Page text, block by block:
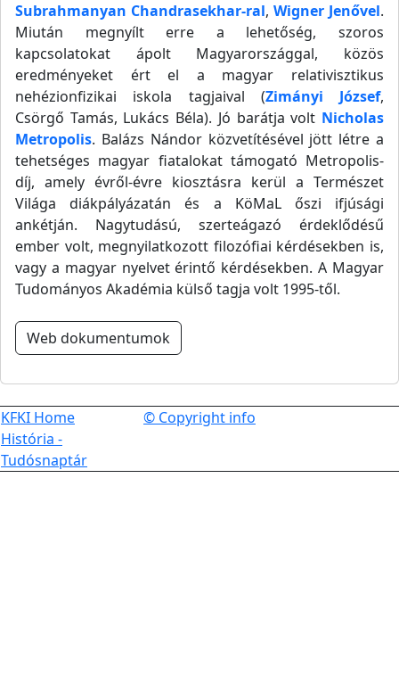
Subrahmanyan Chandrasekhar-ral, Wigner Jenővel.
Miután megnyílt erre a lehetőség, szoros
kapcsolatokat ápolt Magyarországgal, közös
eredményeket ért el a magyar relativisztikus
nehézionfizikai iskola tagjaival (Zimányi József,
Csörgő Tamás, Lukács Béla). Jó barátja volt Nicholas
Metropolis. Balázs Nándor közvetítésével jött létre a
tehetséges magyar fiatalokat támogató Metropolis-
díj, amely évről-évre kiosztásra kerül a Természet
Világa diákpályázatán és a KöMaL őszi ifjúsági
ankétján. Nagytudású, szerteágazó érdeklődésű
ember volt, megnyilatkozott filozófiai kérdésekben is,
vagy a magyar nyelvet érintő kérdésekben. A Magyar
Tudományos Akadémia külső tagja volt 1995-től.
Web dokumentumok
KFKI Home
História -
Tudósnaptár
© Copyright info